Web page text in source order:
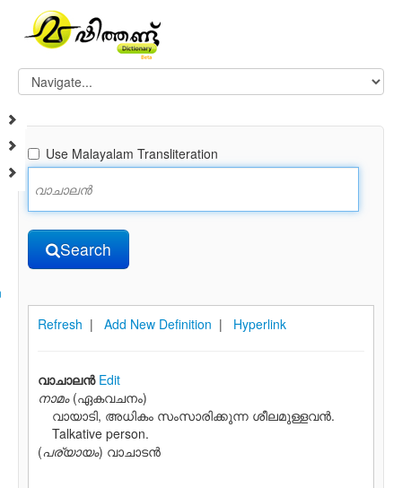
Use Malayalam Transliteration
Search
Refresh | Add New Definition | Hyperlink
വാചാലന്‍ Edit
നാമം(ഏകവചനം)
വായാടി, അധികം സംസാരിക്കുന്ന ശീലമുള്ളവന്‍.
Talkative person.
(പര്യായം) വാചാടൻ